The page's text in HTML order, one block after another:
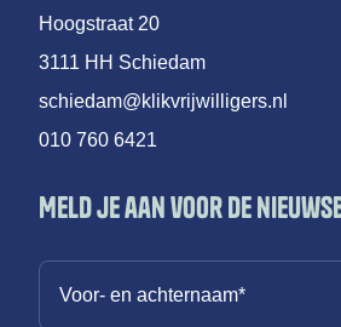
Hoogstraat 20
3111 HH Schiedam
schiedam@klikvrijwilligers.nl
010 760 6421
Meld je aan voor de